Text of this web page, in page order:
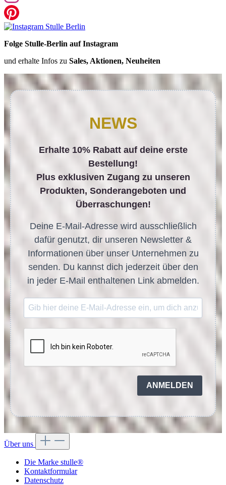
Folge Stulle-Berlin auf Instagram
und erhalte Infos zu Sales, Aktionen, Neuheiten
NEWS
Erhalte 10% Rabatt auf deine erste
Bestellung!
Plus exklusiven Zugang zu unseren
Produkten, Sonderangeboten und
Überraschungen!
Deine E-Mail-Adresse wird ausschließlich
dafür genutzt, dir unseren Newsletter &
Informationen über unser Unternehmen zu
senden. Du kannst dich jederzeit über den
in jeder E-Mail enthaltenen Link abmelden.
ANMELDEN
Über uns
Die Marke stulle®
Kontaktformular
Datenschutz